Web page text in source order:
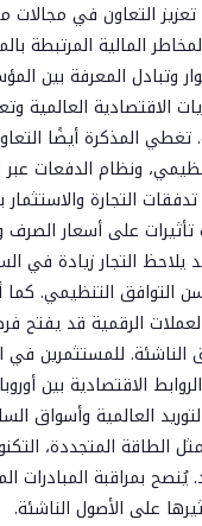
التعاون في مجالات
المالية المرتبطة
وتبادل المعرفة بين
الاقتصادية العالمية
تغطي المذكرة أيضًا
ونظام الدفعات
التجارة والاستثمار
على أسعار الصرف
يلاحظ التجار زيادة في
التوافق التنظيمي. كما
الرقمية قد يفتح
للمستثمرين في
الاقتصادية بين
العالمية وأسواق
الطاقة المتجددة،
يُنصح بمراقبة المبادرات
على الأصول الناشئة.